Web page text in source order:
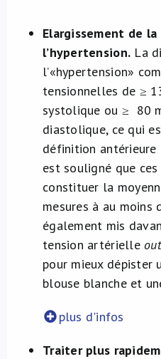
Elargissement de
l’hypertension. La
l’«hypertension»
tensionnelles de ≥
systolique ou ≥ 80
diastolique, ce qui
définition
est souligné que
constituer la
mesures à au moins
également mis
tension artérielle
pour mieux dépister
blouse blanche et
plus d'infos
Traiter plus